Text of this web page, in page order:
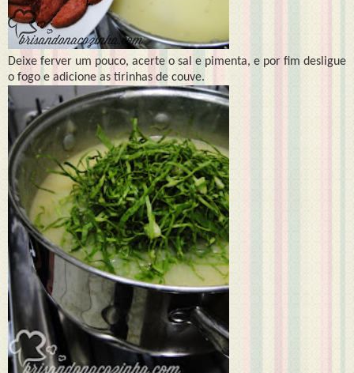
Deixe ferver um pouco, acerte o sal e pimenta, e por fim desligue
o fogo e adicione as tirinhas de couve.